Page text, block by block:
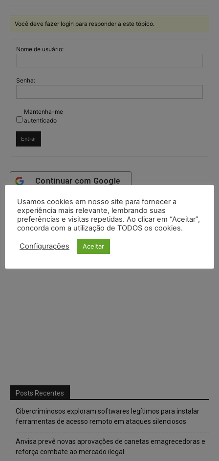
Você deve fazer login para responder a este tópico.
Nome de usuário:
Senha:
Mantenha-me
autenticado
Entrar
Continuar com Google
Continuar comX
Posts Recentes
Cibercriminosos exploram softwares legítimos para instalar
ferramentas de acesso remoto em ataques silenciosos
Anvisa prevê novas aprovações de canetas emagrecedoras e
reforça combate ao mercado ilegal
Usamos cookies em nosso site para fornecer a
experiência mais relevante, lembrando suas
preferências e visitas repetidas. Ao clicar em “Aceitar”,
concorda com a utilização de TODOS os cookies.
Configurações Aceitar